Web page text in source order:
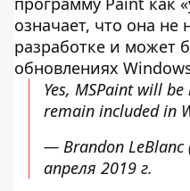
означает, что она не
разработке и может
обновлениях
Yes, MSPaint will
remain included in
— Brandon LeBlanc
апреля 2019 г.